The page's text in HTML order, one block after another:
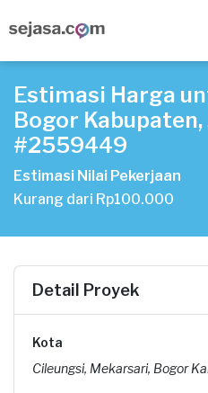
Estimasi Harga
Bogor Kabupaten,
#2559449
Estimasi Nilai Pekerjaan
Kurang dari Rp100.000
Detail Proyek
Kota
Cileungsi, Mekarsari, Bogor